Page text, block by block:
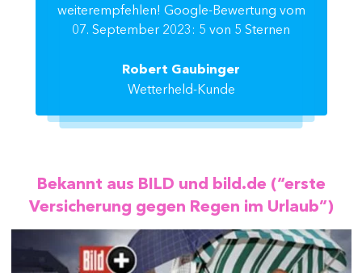
weiterempfehlen! Google-Bewertung vom
07. September 2023: 5 von 5 Sternen
Robert Gaubinger
Wetterheld-Kunde
Bekannt aus BILD und bild.de (“erste
Versicherung gegen Regen im Urlaub”)